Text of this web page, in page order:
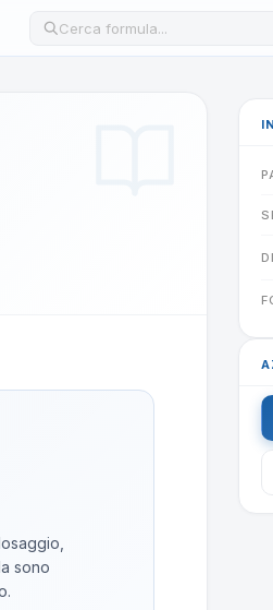
Cerca una formula nel
sono